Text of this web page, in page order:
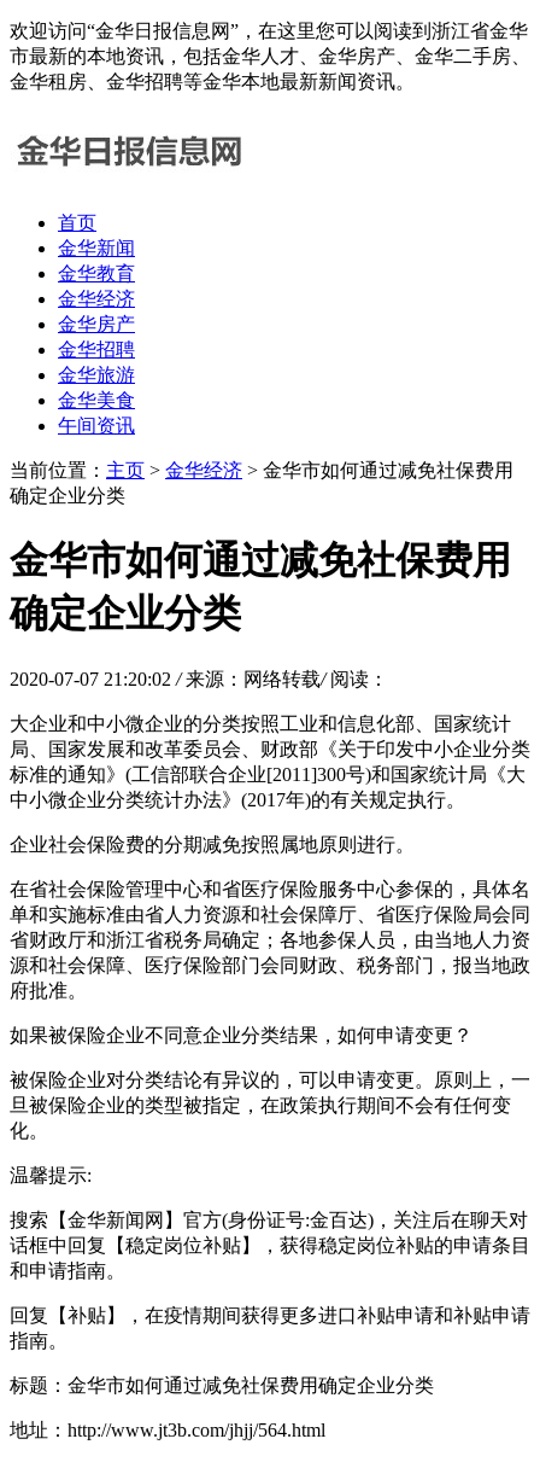
欢迎访问“金华日报信息网”，在这里您可以阅读到浙江省金华
市最新的本地资讯，包括金华人才、金华房产、金华二手房、
金华租房、金华招聘等金华本地最新新闻资讯。
首页
金华新闻
金华教育
金华经济
金华房产
金华招聘
金华旅游
金华美食
午间资讯
当前位置： 主页 > 金华经济 > 金华市如何通过减免社保费用
确定企业分类
金华市如何通过减免社保费用
确定企业分类
2020-07-07 21:20:02 / 来源：网络转载/ 阅读：
大企业和中小微企业的分类按照工业和信息化部、国家统计
局、国家发展和改革委员会、财政部《关于印发中小企业分类
标准的通知》(工信部联合企业[2011]300号)和国家统计局《大
中小微企业分类统计办法》(2017年)的有关规定执行。
企业社会保险费的分期减免按照属地原则进行。
在省社会保险管理中心和省医疗保险服务中心参保的，具体名
单和实施标准由省人力资源和社会保障厅、省医疗保险局会同
省财政厅和浙江省税务局确定；各地参保人员，由当地人力资
源和社会保障、医疗保险部门会同财政、税务部门，报当地政
府批准。
如果被保险企业不同意企业分类结果，如何申请变更？
被保险企业对分类结论有异议的，可以申请变更。原则上，一
旦被保险企业的类型被指定，在政策执行期间不会有任何变
化。
温馨提示:
搜索【金华新闻网】官方(身份证号:金百达)，关注后在聊天对
话框中回复【稳定岗位补贴】，获得稳定岗位补贴的申请条目
和申请指南。
回复【补贴】，在疫情期间获得更多进口补贴申请和补贴申请
指南。
标题：金华市如何通过减免社保费用确定企业分类
地址：http://www.jt3b.com/jhjj/564.html